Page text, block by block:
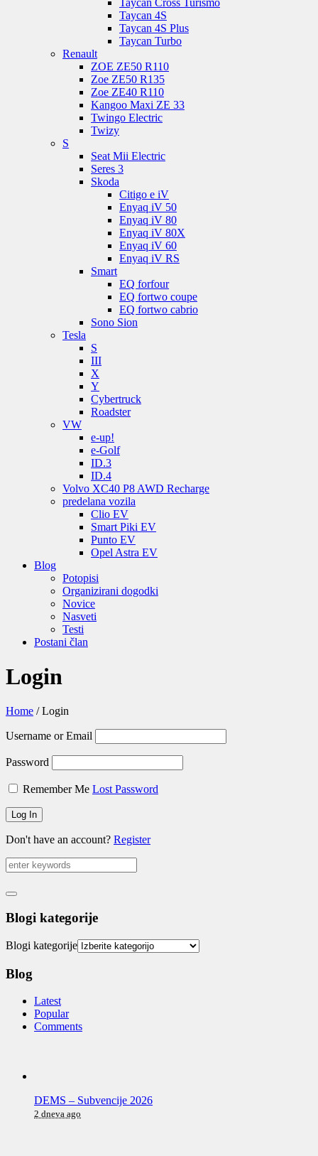
Taycan 4S
Taycan 4S Plus
Taycan Turbo
Renault
ZOE ZE50 R110
Zoe ZE50 R135
Zoe ZE40 R110
Kangoo Maxi ZE 33
Twingo Electric
Twizy
S
Seat Mii Electric
Seres 3
Skoda
Citigo e iV
Enyaq iV 50
Enyaq iV 80
Enyaq iV 80X
Enyaq iV 60
Enyaq iV RS
Smart
EQ forfour
EQ fortwo coupe
EQ fortwo cabrio
Sono Sion
Tesla
S
III
X
Y
Cybertruck
Roadster
VW
e-up!
e-Golf
ID.3
ID.4
Volvo XC40 P8 AWD Recharge
predelana vozila
Clio EV
Smart Piki EV
Punto EV
Opel Astra EV
Blog
Potopisi
Organizirani dogodki
Novice
Nasveti
Testi
Postani član
Login
Home /Login
Username or Email
Password
Remember Me Lost Password
Don't have an account? Register
Blogi kategorije
Blogi kategorije
Blog
Latest
Popular
Comments
DEMS – Subvencije 2026
2 dneva ago